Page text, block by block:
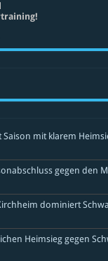
mit klarem
gegen den
dominiert
Heimsieg gegen